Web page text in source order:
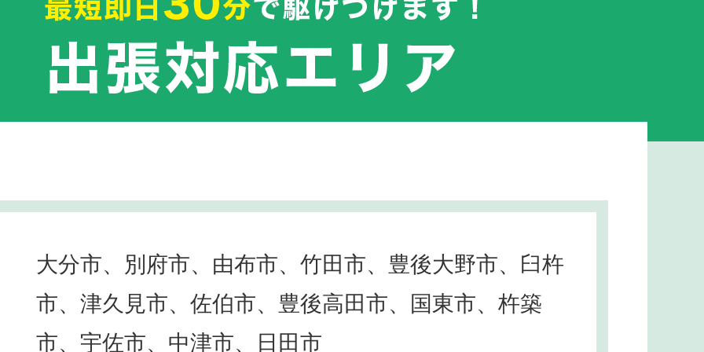
大分市、別府市、由布市、竹田市、豊後大野市、臼杵
市、津久見市、佐伯市、豊後高田市、国東市、杵築
市、宇佐市、中津市、日田市